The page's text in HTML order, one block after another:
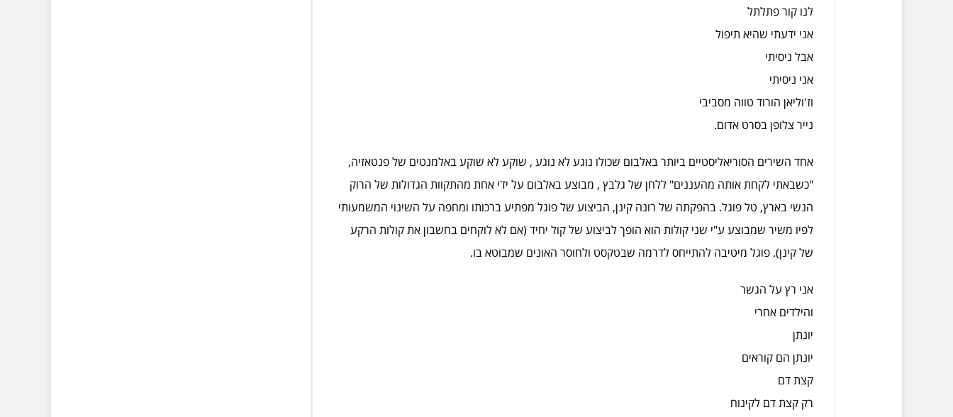
לנו קור פתלתל
אני ידעתי שהיא תיפול
אבל ניסיתי
אני ניסיתי
וז'וליאן הורוד טווה מסביבי
נייר צלופן בסרט אדום.
אחד השירים הסוריאליסטיים ביותר באלבום שכולו נוגע לא נוגע , שוקע לא שוקע באלמנטים של פנטאזיה,
"כשבאתי לקחת אותה מהעננים" ללחן של גלבץ , מבוצע באלבום על ידי אחת מהתקוות הגדולות של הרוק
הנשי בארץ, טל פוגל. בהפקתה של רונה קינן, הביצוע של פוגל מפתיע ברכותו ומחפה על השינוי המשמעותי
לפיו משיר שמבוצע ע"י שני קולות הוא הופך לביצוע של קול יחיד (אם לא לוקחים בחשבון את קולות הרקע
של קינן). פוגל מיטיבה להתייחס לדרמה שבטקסט ולחוסר האונים שמבוטא בו.
אני רץ על הגשר
והילדים אחרי
יונתן
יונתן הם קוראים
קצת דם
רק קצת דם לקינוח